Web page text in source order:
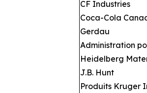
CF Industries
Coca-Cola
Gerdau
Administration
Heidelberg
J.B. Hunt
Produits Kruger